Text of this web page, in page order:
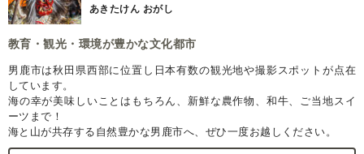
あきたけん おがし
教育・観光・環境が豊かな文化都市
男鹿市は秋田県西部に位置し日本有数の観光地や撮影スポットが点在
しています。
海の幸が美味しいことはもちろん、新鮮な農作物、和牛、ご当地スイ
ーツまで！
海と山が共存する自然豊かな男鹿市へ、ぜひ一度お越しください。